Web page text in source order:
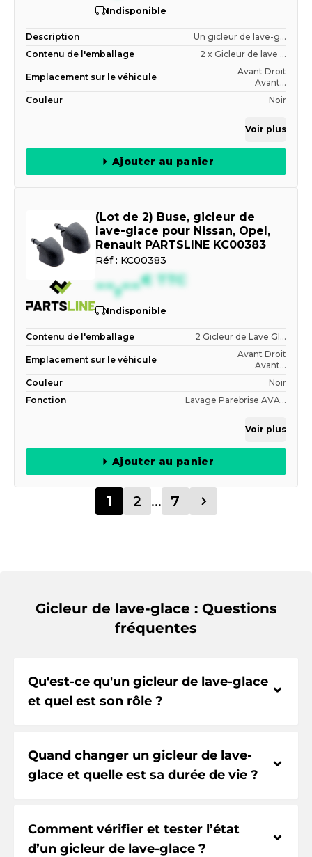
Indisponible
Description
Un gicleur de lave-g...
Contenu de l'emballage
2 x Gicleur de lave ...
Emplacement sur le véhicule
Avant Droit
Avant...
Couleur
Noir
Voir plus
Ajouter au panier
(Lot de 2) Buse, gicleur de
lave-glace pour Nissan, Opel,
Renault PARTSLINE KC00383
Réf : KC00383
--,--€ TTC
Indisponible
Contenu de l'emballage 2 Gicleur de Lave Gl...
Emplacement sur le véhicule
Avant Droit
Avant...
Couleur
Noir
Fonction
Lavage Parebrise AVA...
Voir plus
Ajouter au panier
1 2 ... 7
Gicleur de lave-glace : Questions
fréquentes
Qu'est-ce qu'un gicleur de lave-glace
et quel est son rôle ?
⌃
Quand changer un gicleur de lave-
glace et quelle est sa durée de vie ?
⌃
Comment vérifier et tester l’état
d’un gicleur de lave-glace ?
⌃